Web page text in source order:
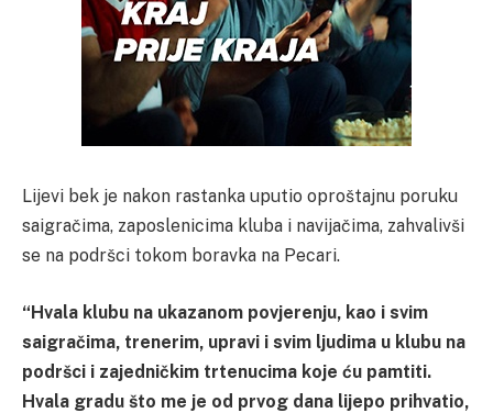
Lijevi bek je nakon rastanka uputio oproštajnu poruku
saigračima, zaposlenicima kluba i navijačima, zahvalivši
se na podršci tokom boravka na Pecari.
“Hvala klubu na ukazanom povjerenju, kao i svim
saigračima, trenerim, upravi i svim ljudima u klubu na
podršci i zajedničkim trtenucima koje ću pamtiti.
Hvala gradu što me je od prvog dana lijepo prihvatio,